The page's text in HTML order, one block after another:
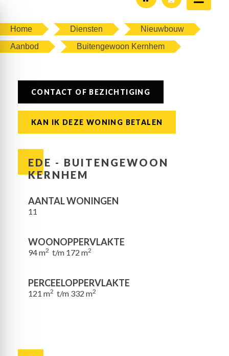
Home Diensten
Nieuwbouw
Aanbod
Buitengewoon Kernhem
CONTACT OF BEZICHTIGING
KAN IK DEZE WONING BETALEN
EDE - BUITENGEWOON
KERNHEM
AANTAL WONINGEN
11
WOONOPPERVLAKTE
94 m2 t/m 172 m2
PERCEELOPPERVLAKTE
121 m2 t/m 332 m2